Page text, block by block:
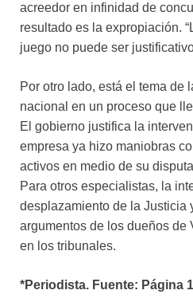
acreedor en infinidad de
resultado es la expropiación.
juego no puede ser
Por otro lado, está el tema de
nacional en un proceso que
El gobierno justifica la
empresa ya hizo maniobras
activos en medio de su
Para otros especialistas, la
desplazamiento de la Justicia
argumentos de los dueños de
en los tribunales.
*Periodista. Fuente: Página